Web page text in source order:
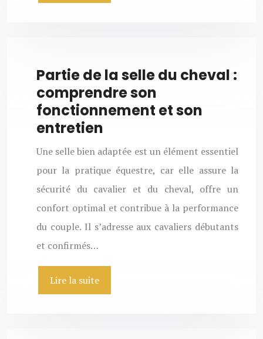
Partie de la selle du cheval :
comprendre son
fonctionnement et son
entretien
Une selle bien adaptée est un élément essentiel
pour la pratique équestre, car elle assure la
sécurité du cavalier et du cheval, offre un
confort optimal et contribue à la performance
du couple. Il s’adresse aux cavaliers débutants
et confirmés…
Lire la suite